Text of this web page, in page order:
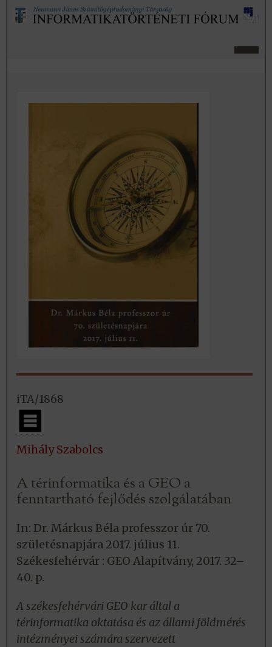
iTA/1868
Mihály Szabolcs
A térinformatika és a GEO a
fenntartható fejlődés szolgálatában
In: Dr. Márkus Béla professzor úr 70.
születésnapjára 2017. július 11.
Székesfehérvár : GEO Alapítvány, 2017. 32–
40. p.
A székesfehérvári GEO kar által a
térinformatika oktatása és az állami földmérés
intézményei számára szervezett